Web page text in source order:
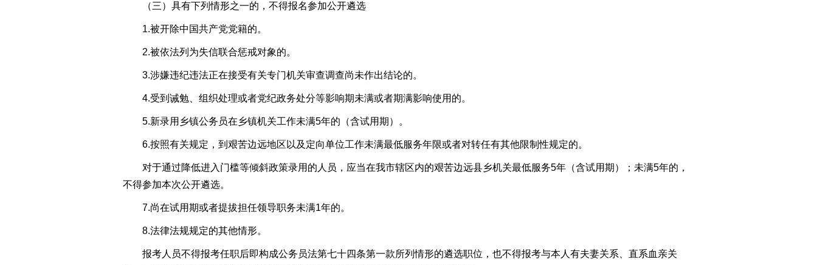
（三）具有下列情形之一的，不得报名参加公开遴选
1.被开除中国共产党党籍的。
2.被依法列为失信联合惩戒对象的。
3.涉嫌违纪违法正在接受有关专门机关审查调查尚未作出结论的。
4.受到诫勉、组织处理或者党纪政务处分等影响期未满或者期满影响使用的。
5.新录用乡镇公务员在乡镇机关工作未满5年的（含试用期）。
6.按照有关规定，到艰苦边远地区以及定向单位工作未满最低服务年限或者对转任有其他限制性规定的。
对于通过降低进入门槛等倾斜政策录用的人员，应当在我市辖区内的艰苦边远县乡机关最低服务5年（含试用期）；未满5年的，
不得参加本次公开遴选。
7.尚在试用期或者提拔担任领导职务未满1年的。
8.法律法规规定的其他情形。
报考人员不得报考任职后即构成公务员法第七十四条第一款所列情形的遴选职位，也不得报考与本人有夫妻关系、直系血亲关